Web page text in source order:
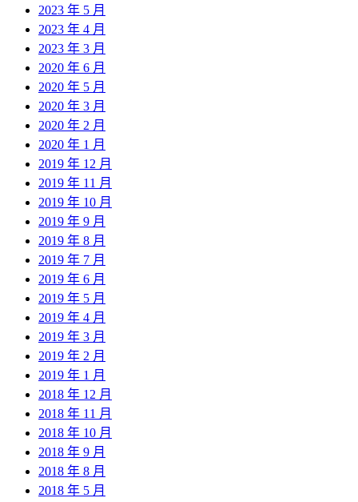
2023 年 5 月
2023 年 4 月
2023 年 3 月
2020 年 6 月
2020 年 5 月
2020 年 3 月
2020 年 2 月
2020 年 1 月
2019 年 12 月
2019 年 11 月
2019 年 10 月
2019 年 9 月
2019 年 8 月
2019 年 7 月
2019 年 6 月
2019 年 5 月
2019 年 4 月
2019 年 3 月
2019 年 2 月
2019 年 1 月
2018 年 12 月
2018 年 11 月
2018 年 10 月
2018 年 9 月
2018 年 8 月
2018 年 5 月